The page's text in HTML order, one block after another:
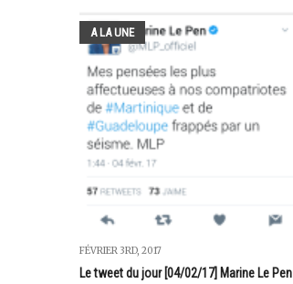
A LA UNE
FÉVRIER 3RD, 2017
Le tweet du jour [04/02/17] Marine Le Pen